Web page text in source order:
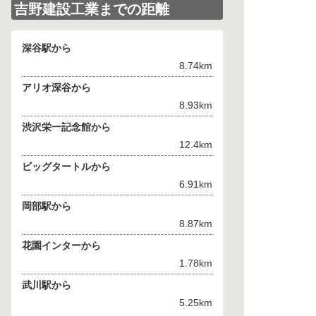
吉野建設工業までの距離
深谷駅から
8.74km
アリオ深谷から
8.93km
渋沢栄一記念館から
12.4km
ビッグタートルから
6.91km
岡部駅から
8.87km
花園インターから
1.78km
武川駅から
5.25km